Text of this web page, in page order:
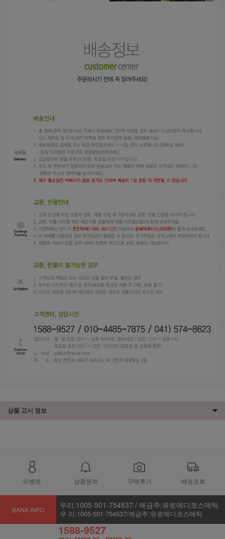
상품 고시 정보
이벤트 상품문의 구매후기 배송조회
BANK INFO 우리:1005-501-754537 / 예금주:유로메디코스메틱
우 리:1005-501-754537/예금주:유로메디코스메틱
1588-9527